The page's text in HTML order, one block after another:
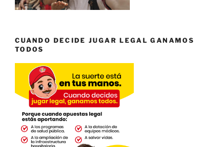
CUANDO DECIDE JUGAR LEGAL GANAMOS
TODOS